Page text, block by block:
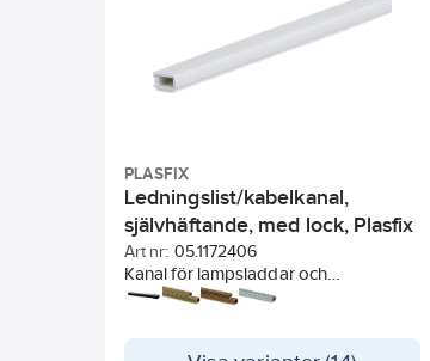
PLASFIX
Ledningslist/kabelkanal,
självhäftande, med lock, Plasfix
Art nr: 05.1172406
Kanal för lampsladdar och
skarvsladdar. Håller sladdarna i